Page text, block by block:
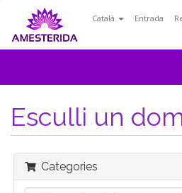
Català Entrada
Esculli un
Categories